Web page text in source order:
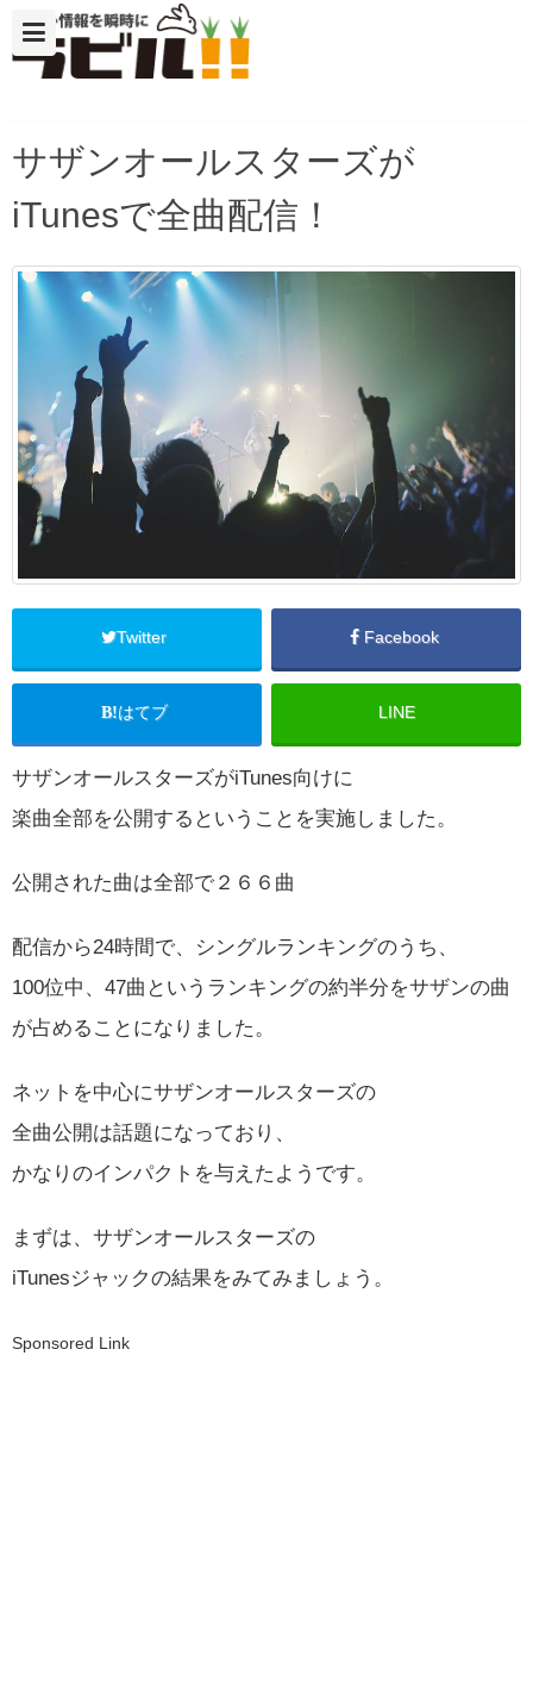
サザンオールスターズが
iTunesで全曲配信！
Twitter Facebook
はてブ LINE
サザンオールスターズがiTunes向けに
楽曲全部を公開するということを実施しました。
公開された曲は全部で２６６曲
配信から24時間で、シングルランキングのうち、
100位中、47曲というランキングの約半分をサザンの曲
が占めることになりました。
ネットを中心にサザンオールスターズの
全曲公開は話題になっており、
かなりのインパクトを与えたようです。
まずは、サザンオールスターズの
iTunesジャックの結果をみてみましょう。
Sponsored Link